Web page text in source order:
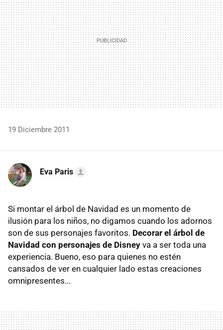
19 Diciembre 2011
Eva Paris
Si montar el árbol de Navidad es un momento de
ilusión para los niños, no digamos cuando los adornos
son de sus personajes favoritos. Decorar el árbol de
Navidad con personajes de Disney va a ser toda una
experiencia. Bueno, eso para quienes no estén
cansados de ver en cualquier lado estas creaciones
omnipresentes...